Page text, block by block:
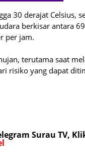
30 derajat Celsius,
berkisar antara
per jam.
terutama saat
risiko yang dapat
Surau TV,